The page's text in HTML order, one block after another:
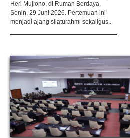
Heri Mujiono, di Rumah Berdaya,
Senin, 29 Juni 2026. Pertemuan ini
menjadi ajang silaturahmi sekaligus...